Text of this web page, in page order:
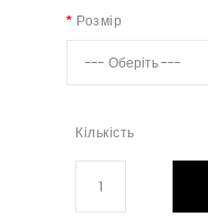
Розмір
Кількість